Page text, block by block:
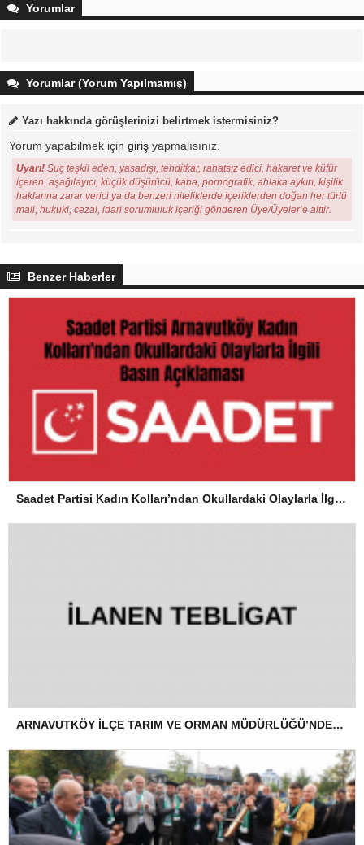
Yorumlar
Yorumlar (Yorum Yapılmamış)
Yazı hakkında görüşlerinizi belirtmek istermisiniz?
Yorum yapabilmek için giriş yapmalısınız.
Uyarı! Suç teşkil eden, yasadışı, tehditkar, rahatsız edici, hakaret ve küfür
içeren, aşağılayıcı, küçük düşürücü, kaba, pornografik, ahlaka aykırı, kişilik
haklarına zarar verici ya da benzeri niteliklerde içeriklerden doğan her türlü
mali, hukuki, cezai, idari sorumluluk içeriği gönderen Üye/Üyeler’e aittir.
Benzer Haberler
Saadet Partisi Kadın Kolları’ndan Okullardaki Olaylarla İlgili Basın Açıklaması
ARNAVUTKÖY İLÇE TARIM VE ORMAN MÜDÜRLÜĞÜ’NDEN İLANEN TEBLİGAT